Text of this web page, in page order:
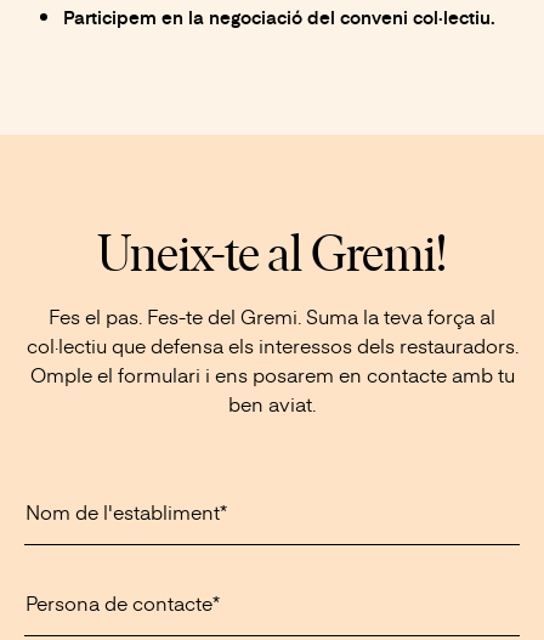
Participem en la negociació del conveni col·lectiu.
Uneix-te al Gremi!
Fes el pas. Fes-te del Gremi. Suma la teva força al
col·lectiu que defensa els interessos dels restauradors.
Omple el formulari i ens posarem en contacte amb tu
ben aviat.
Nom de l'establiment*
Persona de contacte*